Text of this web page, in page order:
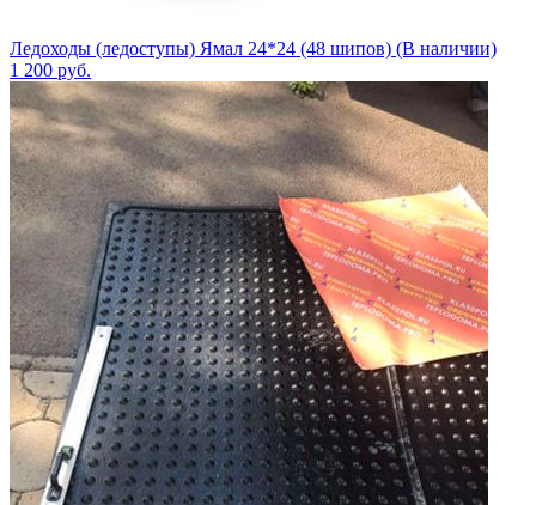
Ледоходы (ледоступы) Ямал 24*24 (48 шипов) (В наличии)
1 200 руб.